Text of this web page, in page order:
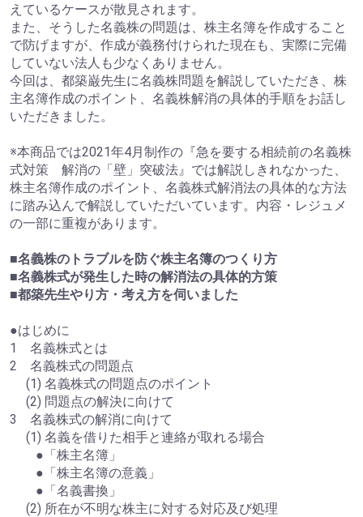
えているケースが散見されます。
また、そうした名義株の問題は、株主名簿を作成すること
で防げますが、作成が義務付けられた現在も、実際に完備
していない法人も少なくありません。
今回は、都築巌先生に名義株問題を解説していただき、株
主名簿作成のポイント、名義株解消の具体的手順をお話し
いただきました。
※本商品では2021年4月制作の『急を要する相続前の名義株
式対策 解消の「壁」突破法』では解説しきれなかった、
株主名簿作成のポイント、名義株式解消法の具体的な方法
に踏み込んで解説していただいています。内容・レジュメ
の一部に重複があります。
■名義株のトラブルを防ぐ株主名簿のつくり方
■名義株式が発生した時の解消法の具体的方策
■都築先生やり方・考え方を伺いました
●はじめに
1 名義株式とは
2 名義株式の問題点
(1) 名義株式の問題点のポイント
(2) 問題点の解決に向けて
3 名義株式の解消に向けて
(1) 名義を借りた相手と連絡が取れる場合
●「株主名簿」
●「株主名簿の意義」
●「名義書換」
(2) 所在が不明な株主に対する対応及び処理